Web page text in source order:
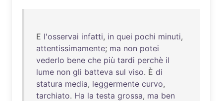
E l'osservai infatti, in quei pochi minuti,
attentissimamente; ma non potei
vederlo bene che più tardi perchè il
lume non gli batteva sul viso. È di
statura media, leggermente curvo,
tarchiato. Ha la testa grossa, ma ben